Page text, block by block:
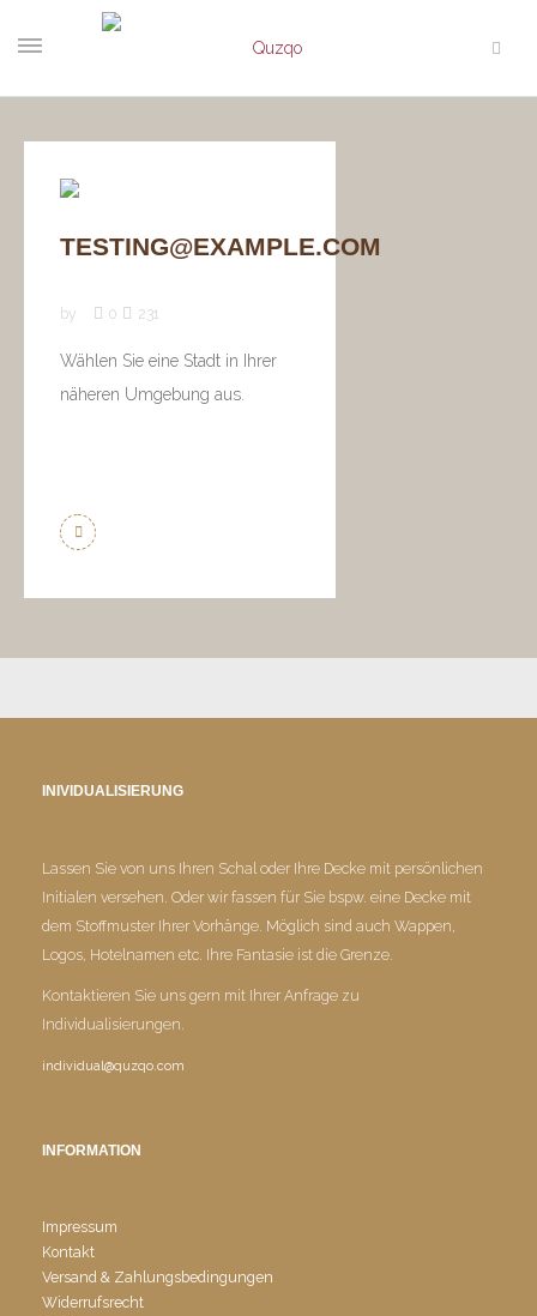
TESTING@EXAMPLE.COM
by 0 231
Wählen Sie eine Stadt in Ihrer
näheren Umgebung aus.
INIVIDUALISIERUNG
Lassen Sie von uns Ihren Schal oder Ihre Decke mit persönlichen
Initialen versehen. Oder wir fassen für Sie bspw. eine Decke mit
dem Stoffmuster Ihrer Vorhänge. Möglich sind auch Wappen,
Logos, Hotelnamen etc. Ihre Fantasie ist die Grenze.
Kontaktieren Sie uns gern mit Ihrer Anfrage zu
Individualisierungen.
individual@quzqo.com
INFORMATION
Impressum
Kontakt
Versand & Zahlungsbedingungen
Widerrufsrecht